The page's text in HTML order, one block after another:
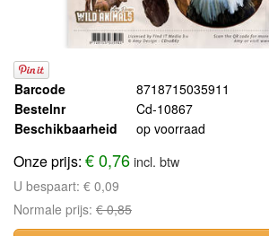
Barcode
8718715035911
Bestelnr
Cd-10867
Beschikbaarheid
op voorraad
Onze prijs: € 0,76incl. btw
U bespaart: € 0,09
Normale prijs: € 0,85